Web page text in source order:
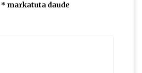
* markatuta daude